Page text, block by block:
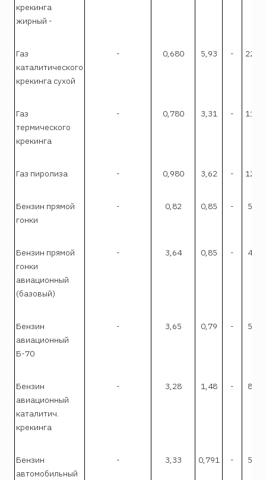
крекинга
жирный -
Газ
каталитического
крекинга сухой
- 0,680 5,93 - 22,63
Газ
термического
крекинга
- 0,780 3,31 - 11,98
Газ пиролиза - 0,980 3,62 - 12,38
Бензин прямой
гонки
- 0,82 0,85 - 5,04
Бензин прямой
гонки
авиационный
(базовый)
- 3,64 0,85 - 4,71
Бензин
авиационный
Б-70
- 3,65 0,79 - 5,16
Бензин
авиационный
каталитич.
крекинга
- 3,28 1,48 - 8,12
Бензин
автомобильный
- 3,33 0,791 - 5,16